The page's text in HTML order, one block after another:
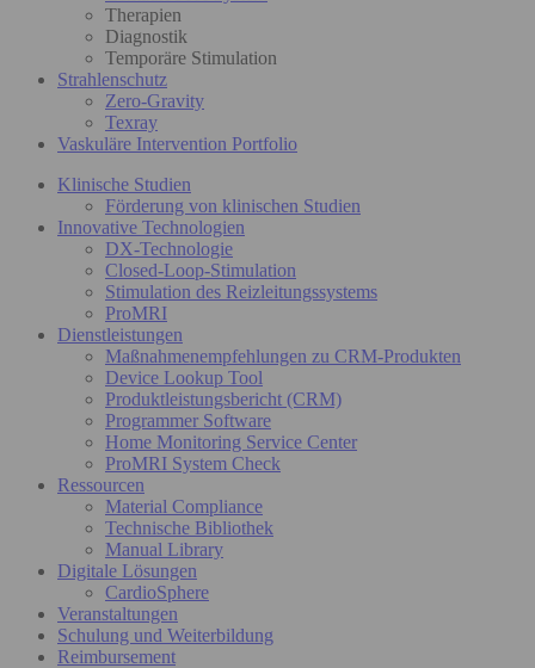
Therapien
Diagnostik
Temporäre Stimulation
Strahlenschutz
Zero-Gravity
Texray
Vaskuläre Intervention Portfolio
Klinische Studien
Förderung von klinischen Studien
Innovative Technologien
DX-Technologie
Closed-Loop-Stimulation
Stimulation des Reizleitungssystems
ProMRI
Dienstleistungen
Maßnahmenempfehlungen zu CRM-Produkten
Device Lookup Tool
Produktleistungsbericht (CRM)
Programmer Software
Home Monitoring Service Center
ProMRI System Check
Ressourcen
Material Compliance
Technische Bibliothek
Manual Library
Digitale Lösungen
CardioSphere
Veranstaltungen
Schulung und Weiterbildung
Reimbursement